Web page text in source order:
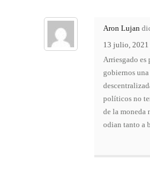
Aron Lujan
13 julio, 2021
Arriesgado es
gobiernos
políticos no
de la moneda
odian tanto a